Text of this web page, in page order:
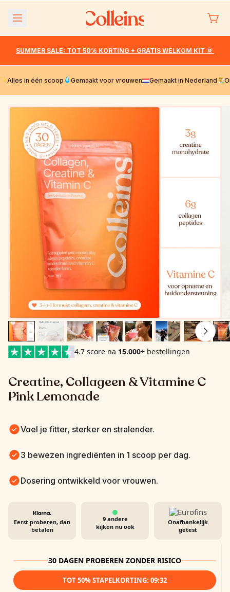
Meteen
content
SUMMER SALE: TOT 50% KORTING + GRATIS WELKOM KIT 🌞
Alles in één scoop Gemaakt voor vrouwen Gemaakt in Nederland
4.7 score na 15.000+bestellingen
Creatine, Collageen & Vitamine C
Pink Lemonade
Voel je fitter, sterker en stralender.
3 bewezen ingrediënten in 1 scoop per dag.
Dosering ontwikkeld voor vrouwen.
Eerst proberen, dan
betalen
9andere
kijken nu ook
Onafhankelijk
getest
30 DAGEN PROBEREN ZONDER RISICO
TOT 50% STAPELKORTING: 09:30